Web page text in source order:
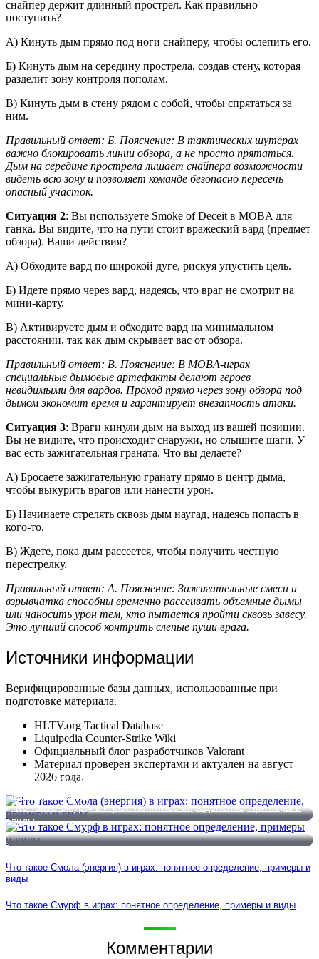
снайпер держит длинный прострел. Как правильно
поступить?
А) Кинуть дым прямо под ноги снайперу, чтобы ослепить его.
Б) Кинуть дым на середину прострела, создав стену, которая
разделит зону контроля пополам.
В) Кинуть дым в стену рядом с собой, чтобы спрятаться за
ним.
Правильный ответ: Б. Пояснение: В тактических шутерах
важно блокировать линии обзора, а не просто прятаться.
Дым на середине прострела лишает снайпера возможности
видеть всю зону и позволяет команде безопасно пересечь
опасный участок.
Ситуация 2: Вы используете Smoke of Deceit в MOBA для
ганка. Вы видите, что на пути стоит вражеский вард (предмет
обзора). Ваши действия?
А) Обходите вард по широкой дуге, рискуя упустить цель.
Б) Идете прямо через вард, надеясь, что враг не смотрит на
мини-карту.
В) Активируете дым и обходите вард на минимальном
расстоянии, так как дым скрывает вас от обзора.
Правильный ответ: В. Пояснение: В MOBA-играх
специальные дымовые артефакты делают героев
невидимыми для вардов. Проход прямо через зону обзора под
дымом экономит время и гарантирует внезапность атаки.
Ситуация 3: Враги кинули дым на выход из вашей позиции.
Вы не видите, что происходит снаружи, но слышите шаги. У
вас есть зажигательная граната. Что вы делаете?
А) Бросаете зажигательную гранату прямо в центр дыма,
чтобы выкурить врагов или нанести урон.
Б) Начинаете стрелять сквозь дым наугад, надеясь попасть в
кого-то.
В) Ждете, пока дым рассеется, чтобы получить честную
перестрелку.
Правильный ответ: А. Пояснение: Зажигательные смеси и
взрывчатка способны временно рассеивать объемные дымы
или наносить урон тем, кто пытается пройти сквозь завесу.
Это лучший способ контрить слепые пуши врага.
Источники информации
Верифицированные базы данных, использованные при
подготовке материала.
HLTV.org Tactical Database
Liquipedia Counter-Strike Wiki
Официальный блог разработчиков Valorant
Материал проверен экспертами и актуален на август
2026 года.
Что такое Смола (энергия) в играх: понятное определение,
примеры и виды
Что такое Смурф в играх: понятное определение, примеры и
виды
Что такое Смола (энергия) в играх: понятное определение, примеры и
виды
Что такое Смурф в играх: понятное определение, примеры и виды
Комментарии